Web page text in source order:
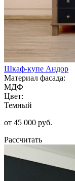
Шкаф-купе Андор
Материал фасада:
МДФ
Цвет:
Темный
от 45 000 руб.
Рассчитать